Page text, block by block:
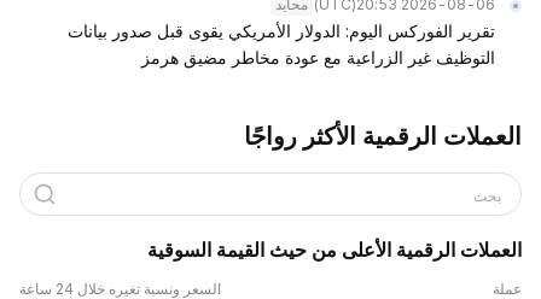
2026-08-06 20:53
(UTC) محايد
تقرير الفوركس اليوم: الدولار الأمريكي يقوى قبل صدور بيانات
التوظيف غير الزراعية مع عودة مخاطر مضيق هرمز
العملات الرقمية الأكثر رواجًا
بحث
العملات الرقمية الأعلى من حيث القيمة السوقية
عملة السعر ونسبة تغيره خلال 24 ساعة